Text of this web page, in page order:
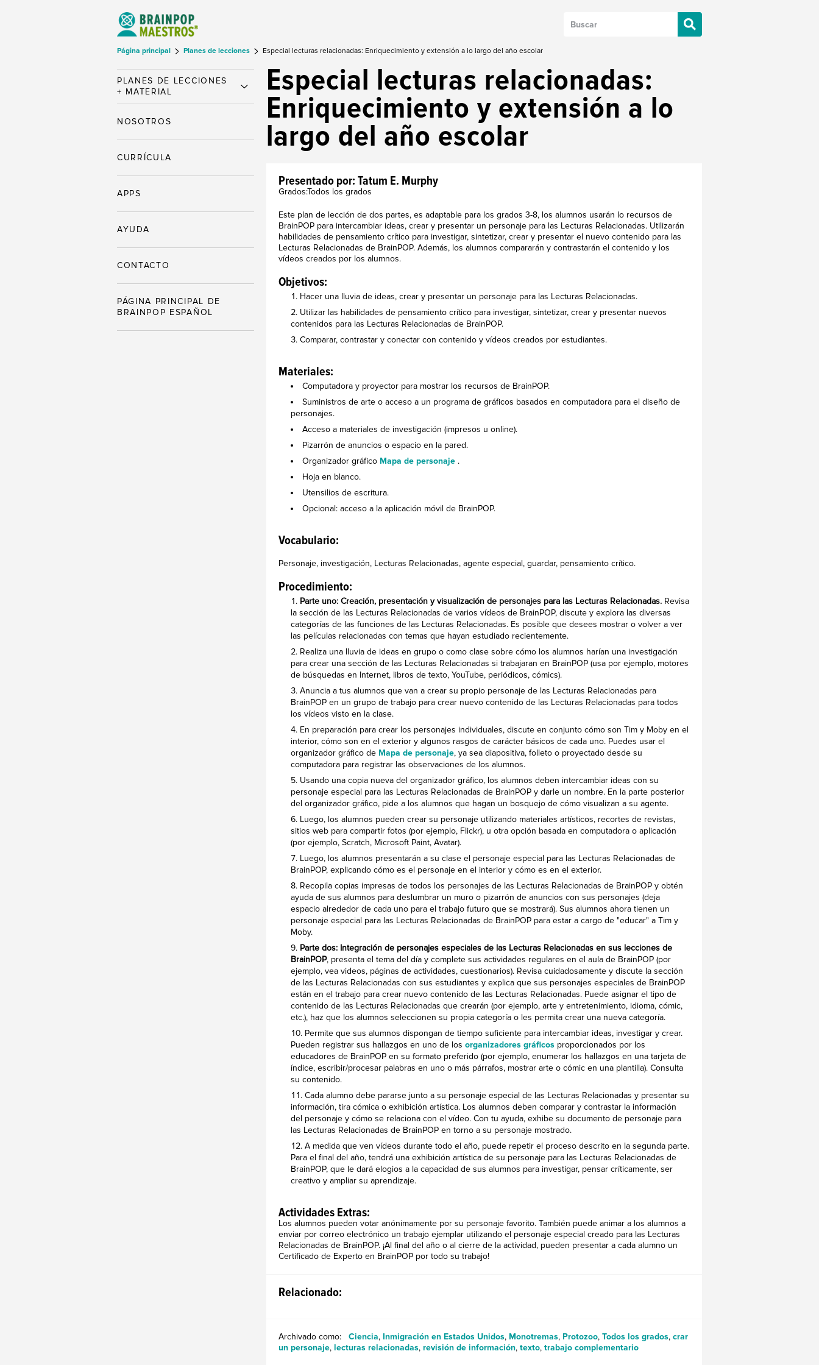
Página principal Planes de lecciones Especial lecturas relacionadas: Enriquecimiento y extensión a lo largo del año escolar
Especial lecturas relacionadas:
Enriquecimiento y extensión a lo
largo del año escolar
Presentado por: Tatum E. Murphy
Grados:Todos los grados
Este plan de lección de dos partes, es adaptable para los grados 3-8, los alumnos usarán lo recursos de
BrainPOP para intercambiar ideas, crear y presentar un personaje para las Lecturas Relacionadas. Utilizarán
habilidades de pensamiento crítico para investigar, sintetizar, crear y presentar el nuevo contenido para las
Lecturas Relacionadas de BrainPOP. Además, los alumnos compararán y contrastarán el contenido y los
vídeos creados por los alumnos.
Objetivos:
Hacer una lluvia de ideas, crear y presentar un personaje para las Lecturas Relacionadas.
Utilizar las habilidades de pensamiento crítico para investigar, sintetizar, crear y presentar nuevos
contenidos para las Lecturas Relacionadas de BrainPOP.
Comparar, contrastar y conectar con contenido y vídeos creados por estudiantes.
Materiales:
Computadora y proyector para mostrar los recursos de BrainPOP.
Suministros de arte o acceso a un programa de gráficos basados en computadora para el diseño de
personajes.
Acceso a materiales de investigación (impresos u online).
Pizarrón de anuncios o espacio en la pared.
Organizador gráfico Mapa de personaje .
Hoja en blanco.
Utensilios de escritura.
Opcional: acceso a la aplicación móvil de BrainPOP.
Vocabulario:
Personaje, investigación, Lecturas Relacionadas, agente especial, guardar, pensamiento crítico.
Procedimiento:
Parte uno: Creación, presentación y visualización de personajes para las Lecturas Relacionadas. Revisa
la sección de las Lecturas Relacionadas de varios vídeos de BrainPOP, discute y explora las diversas
categorías de las funciones de las Lecturas Relacionadas. Es posible que desees mostrar o volver a ver
las películas relacionadas con temas que hayan estudiado recientemente.
Realiza una lluvia de ideas en grupo o como clase sobre cómo los alumnos harían una investigación
para crear una sección de las Lecturas Relacionadas si trabajaran en BrainPOP (usa por ejemplo, motores
de búsquedas en Internet, libros de texto, YouTube, periódicos, cómics).
Anuncia a tus alumnos que van a crear su propio personaje de las Lecturas Relacionadas para
BrainPOP en un grupo de trabajo para crear nuevo contenido de las Lecturas Relacionadas para todos
los vídeos visto en la clase.
En preparación para crear los personajes individuales, discute en conjunto cómo son Tim y Moby en el
interior, cómo son en el exterior y algunos rasgos de carácter básicos de cada uno. Puedes usar el
organizador gráfico de Mapa de personaje, ya sea diapositiva, folleto o proyectado desde su
computadora para registrar las observaciones de los alumnos.
Usando una copia nueva del organizador gráfico, los alumnos deben intercambiar ideas con su
personaje especial para las Lecturas Relacionadas de BrainPOP y darle un nombre. En la parte posterior
del organizador gráfico, pide a los alumnos que hagan un bosquejo de cómo visualizan a su agente.
Luego, los alumnos pueden crear su personaje utilizando materiales artísticos, recortes de revistas,
sitios web para compartir fotos (por ejemplo, Flickr), u otra opción basada en computadora o aplicación
(por ejemplo, Scratch, Microsoft Paint, Avatar).
Luego, los alumnos presentarán a su clase el personaje especial para las Lecturas Relacionadas de
BrainPOP, explicando cómo es el personaje en el interior y cómo es en el exterior.
Recopila copias impresas de todos los personajes de las Lecturas Relacionadas de BrainPOP y obtén
ayuda de sus alumnos para deslumbrar un muro o pizarrón de anuncios con sus personajes (deja
espacio alrededor de cada uno para el trabajo futuro que se mostrará). Sus alumnos ahora tienen un
personaje especial para las Lecturas Relacionadas de BrainPOP para estar a cargo de "educar" a Tim y
Moby.
Parte dos: Integración de personajes especiales de las Lecturas Relacionadas en sus lecciones de
BrainPOP, presenta el tema del día y complete sus actividades regulares en el aula de BrainPOP (por
ejemplo, vea videos, páginas de actividades, cuestionarios). Revisa cuidadosamente y discute la sección
de las Lecturas Relacionadas con sus estudiantes y explica que sus personajes especiales de BrainPOP
están en el trabajo para crear nuevo contenido de las Lecturas Relacionadas. Puede asignar el tipo de
contenido de las Lecturas Relacionadas que crearán (por ejemplo, arte y entretenimiento, idioma, cómic,
etc.), haz que los alumnos seleccionen su propia categoría o les permita crear una nueva categoría.
Permite que sus alumnos dispongan de tiempo suficiente para intercambiar ideas, investigar y crear.
Pueden registrar sus hallazgos en uno de los organizadores gráficos proporcionados por los
educadores de BrainPOP en su formato preferido (por ejemplo, enumerar los hallazgos en una tarjeta de
índice, escribir/procesar palabras en uno o más párrafos, mostrar arte o cómic en una plantilla). Consulta
su contenido.
Cada alumno debe pararse junto a su personaje especial de las Lecturas Relacionadas y presentar su
información, tira cómica o exhibición artística. Los alumnos deben comparar y contrastar la información
del personaje y cómo se relaciona con el vídeo. Con tu ayuda, exhibe su documento de personaje para
las Lecturas Relacionadas de BrainPOP en torno a su personaje mostrado.
A medida que ven vídeos durante todo el año, puede repetir el proceso descrito en la segunda parte.
Para el final del año, tendrá una exhibición artística de su personaje para las Lecturas Relacionadas de
BrainPOP, que le dará elogios a la capacidad de sus alumnos para investigar, pensar críticamente, ser
creativo y ampliar su aprendizaje.
Actividades Extras:
Los alumnos pueden votar anónimamente por su personaje favorito. También puede animar a los alumnos a
enviar por correo electrónico un trabajo ejemplar utilizando el personaje especial creado para las Lecturas
Relacionadas de BrainPOP. ¡Al final del año o al cierre de la actividad, pueden presentar a cada alumno un
Certificado de Experto en BrainPOP por todo su trabajo!
Relacionado:
Archivado como: Ciencia, Inmigración en Estados Unidos, Monotremas, Protozoo, Todos los grados, crar
un personaje, lecturas relacionadas, revisión de información, texto, trabajo complementario
PLANES DE LECCIONES
+ MATERIAL
NOSOTROS
CURRÍCULA
APPS
AYUDA
CONTACTO
PÁGINA PRINCIPAL DE
BRAINPOP ESPAÑOL